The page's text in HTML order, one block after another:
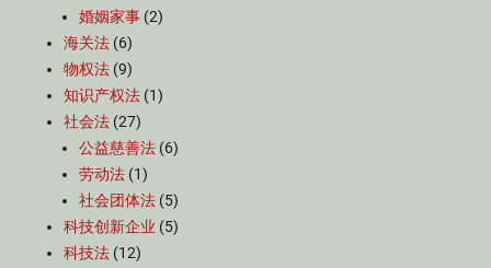
婚姻家事 (2)
海关法 (6)
物权法 (9)
知识产权法 (1)
社会法 (27)
公益慈善法 (6)
劳动法 (1)
社会团体法 (5)
科技创新企业 (5)
科技法 (12)